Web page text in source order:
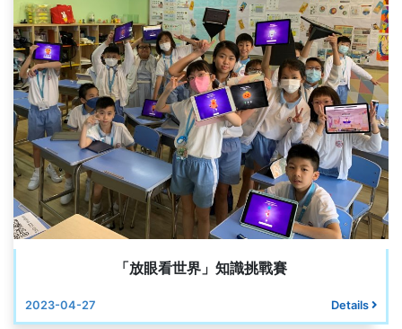
「放眼看世界」知識挑戰賽
2023-04-27 Details